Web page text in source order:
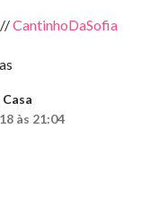
//CantinhoDaSofia
às 21:04